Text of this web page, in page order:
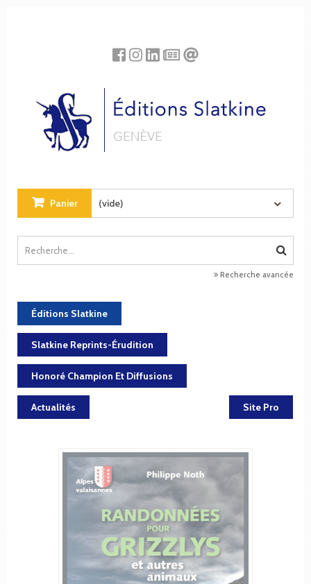
Panier (vide)
Recherche avancée
Éditions Slatkine
Slatkine Reprints-Érudition
Honoré Champion Et Diffusions
Actualités Site Pro